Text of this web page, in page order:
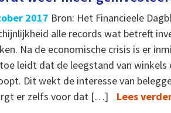
2017 Bron: Het Financieele
alle records wat betreft
Na de economische crisis is er
leidt dat de leegstand van winkels
Dit wekt de interesse van
er zelfs voor dat […]
Lees